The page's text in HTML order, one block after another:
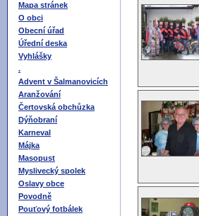
Mapa stránek
O obci
Obecní úřad
Úřední deska
Vyhlášky
.
Advent v Šalmanovicích
Aranžování
Čertovská obchůzka
Dýňobraní
Karneval
Májka
Masopust
Myslivecký spolek
Oslavy obce
Povodně
Pouťový fotbálek